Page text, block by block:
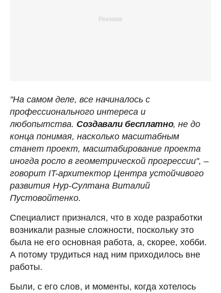
"На самом деле, все начиналось с
профессионального интереса и
любопытства. Создавали бесплатно, не до
конца понимая, насколько масштабным
станет проект, масштабирование проекта
иногда росло в геометрической прогрессии", –
говорит IT-архитектор Центра устойчивого
развития Нур-Султана Виталий
Пустовойтенко.
Специалист признался, что в ходе разработки
возникали разные сложности, поскольку это
была не его основная работа, а, скорее, хобби.
А потому трудиться над ним приходилось вне
работы.
Были, с его слов, и моменты, когда хотелось